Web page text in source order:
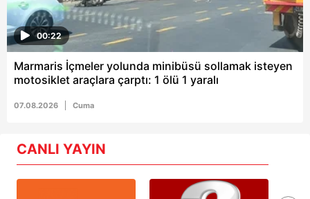
00:22
Marmaris İçmeler yolunda minibüsü sollamak isteyen
motosiklet araçlara çarptı: 1 ölü 1 yaralı
07.08.2026 Cuma
CANLI YAYIN